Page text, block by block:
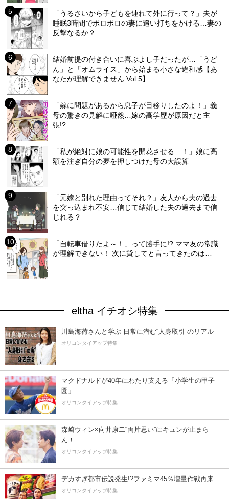
「うるさいから子どもを連れて外に行って？」夫が
睡眠3時間でボロボロの妻に追い打ちをかける…妻の
反撃なるか？
結婚前提の付き合いに喜ぶよし子だったが…「うど
ん」と「オムライス」から始まる小さな違和感【あ
なたが理解できません Vol.5】
「嫁に問題があるから息子が目移りしたのよ！」義
母の驚きの見解に唖然…嫁の高学歴が原因だと主
張!?
「私が絶対に娘の可能性を開花させる…！」娘に高
額を注ぎ自分の夢を押しつけた母の大誤算
「元嫁と別れた理由ってそれ？」友人から夫の過去
を突っ込まれ不安…信じて結婚した夫の過去まで信
じれる？
「自転車借りたよ～！」って勝手に!? ママ友の常識
が理解できない！ 次に貸してと言ってきたのは…
eltha イチオシ特集
川島海荷さんと学ぶ 日常に潜む“人身取引”のリアル
オリコンタイアップ特集
マクドナルドが40年にわたり支える「小学生の甲子
園」
オリコンタイアップ特集
森崎ウィン×向井康二“両片思い”にキュンが止まら
ん！
オリコンタイアップ特集
デカすぎ都市伝説発生!?ファミマ45％増量作戦再来
オリコンタイアップ特集